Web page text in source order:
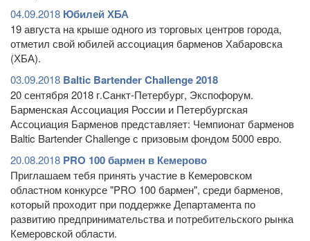
04.09.2018 Юбилей ХБА
19 августа на крыше одного из торговых центров города,
отметил свой юбилей ассоциация барменов Хабаровска
(ХБА).
03.09.2018 Baltic Bartender Challenge 2018
20 сентября 2018 г.Санкт-Петербург, Экспофорум.
Барменская Ассоциация России и Петербургская
Ассоциация Барменов представляет: Чемпионат барменов
Baltic Bartender Challenge с призовым фондом 5000 евро.
20.08.2018 PRO 100 бармен в Кемерово
Приглашаем тебя принять участие в Кемеровском
областном конкурсе "PRO 100 бармен", среди барменов,
который проходит при поддержке Департамента по
развитию предпринимательства и потребительского рынка
Кемеровской области.